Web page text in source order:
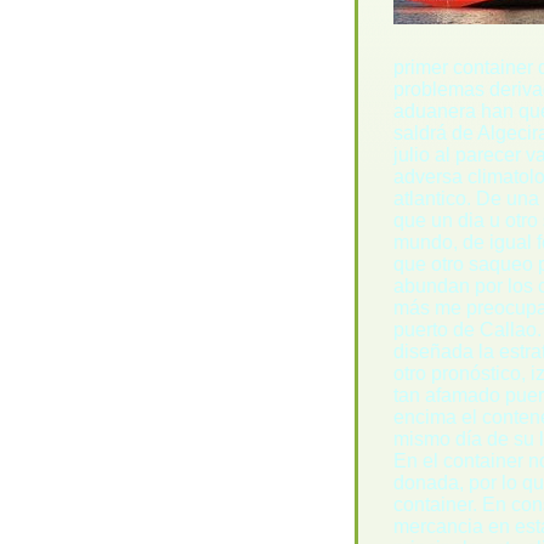
primer container
problemas
aduanera han
saldrá de
julio al parecer
adversa
atlantico. De
que un dia u otro
mundo, de igual
que otro saqueo
abundan por los
más me
puerto de
diseñada la
otro pronóstico,
tan afamado
encima el
mismo día de su
En el container
donada, por lo
container. En
mercancia en